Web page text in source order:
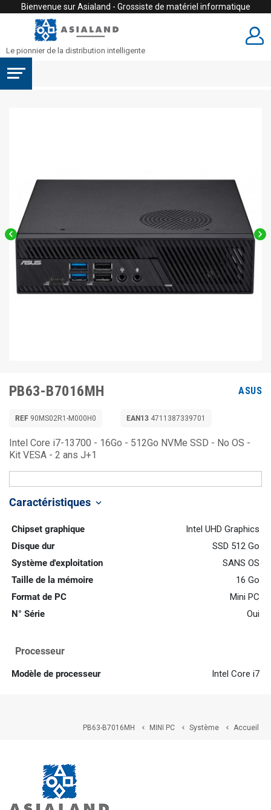
Bienvenue sur Asialand - Grossiste de matériel informatique
Le pionnier de la distribution intelligente
 
PB63-B7016MH ASUS
REF 90MS02R1-M000H0 EAN13 4711387339701
Intel Core i7-13700 - 16Go - 512Go NVMe SSD - No OS -
Kit VESA - 2 ans J+1
Caractéristiques keyboard_arrow_down
Chipset graphique
Intel UHD Graphics
Disque dur
SSD 512 Go
Système d'exploitation
SANS OS
Taille de la mémoire
16 Go
Format de PC
Mini PC
N° Série
Oui
Processeur
Modèle de processeur Intel Core i7
Accueil

Système

MINI PC

PB63-B7016MH